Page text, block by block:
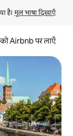
है। मूल भाषा दिखाएँ
Airbnb पर लाएँ